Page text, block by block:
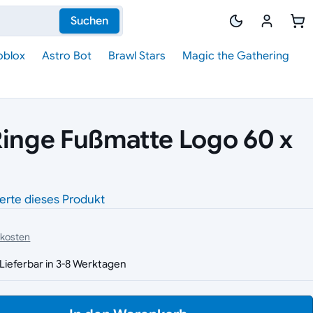
Suchen
Astro Bot Brawl Stars
Magic the Gathering
Fußmatte Logo 60 x
dieses Produkt
Lieferbar in 3-8 Werktagen